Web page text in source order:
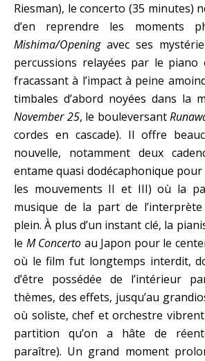
Riesman), le concerto (35 minutes)
d’en reprendre les moments
Mishima/Openingavec ses
percussions relayées par le piano
fracassant à l’impact à peine
timbales d’abord noyées dans la
November 25, le bouleversant
cordes en cascade). Il offre
nouvelle, notamment deux
entame quasi dodécaphonique
les mouvements II et III) où la
musique de la part de l’interprète
plein. À plus d’un instant clé, la
le M Concerto au Japon pour le
où le film fut longtemps interdit,
d’être possédée de l’intérieur
thèmes, des effets, jusqu’au
où soliste, chef et orchestre vibrent
partition qu’on a hâte de
paraître). Un grand moment